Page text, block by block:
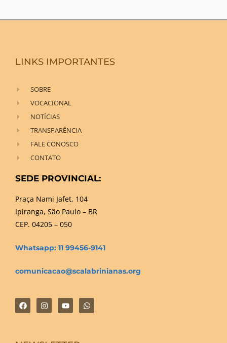
LINKS IMPORTANTES
SOBRE
VOCACIONAL
NOTÍCIAS
TRANSPARÊNCIA
FALE CONOSCO
CONTATO
SEDE PROVINCIAL:
Praça Nami Jafet, 104
Ipiranga, São Paulo – BR
CEP. 04205 – 050
Whatsapp: 11 99456-9141
comunicacao@scalabrinianas.org